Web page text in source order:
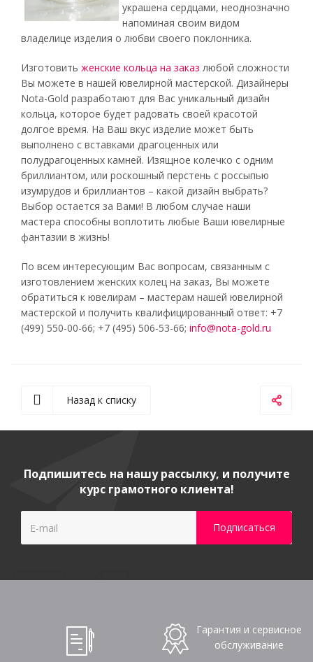
украшена сердцами, неоднозначно
напоминая своим видом
владелице изделия о любви своего поклонника.
Изготовить женские кольца на заказ любой сложности
Вы можете в нашей ювелирной мастерской. Дизайнеры
Nota-Gold разработают для Вас уникальный дизайн
кольца, которое будет радовать своей красотой
долгое время. На Ваш вкус изделие может быть
выполнено с вставками драгоценных или
полудрагоценных камней. Изящное колечко с одним
бриллиантом, или роскошный перстень с россыпью
изумрудов и бриллиантов – какой дизайн выбрать?
Выбор остается за Вами! В любом случае наши
мастера способны воплотить любые Ваши ювелирные
фантазии в жизнь!
По всем интересующим Вас вопросам, связанным с
изготовлением женских колец на заказ, Вы можете
обратиться к ювелирам – мастерам нашей ювелирной
мастерской и получить квалифицированный ответ: +7
(499) 550-00-66; +7 (495) 506-53-66; info@nota-gold.ru
Назад к списку
Подпишитесь на нашу рассылку, и получите
курс грамотного клиента!
Гарантия и сервисное
обслуживание